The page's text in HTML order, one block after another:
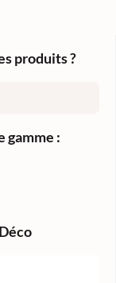
produits ?
gamme :